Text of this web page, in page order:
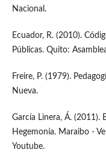
Nacional.
Ecuador, R. (2010).
Públicas. Quito:
Freire, P. (1979).
Nueva.
García Linera, Á. (2011).
Hegemonía. Maraibo -
Youtube.